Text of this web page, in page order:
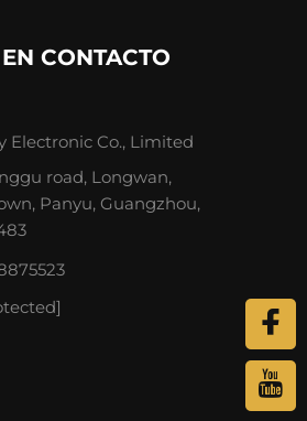
CONTACTO
Electronic Co., Limited
road, Longwan,
Panyu, Guangzhou,